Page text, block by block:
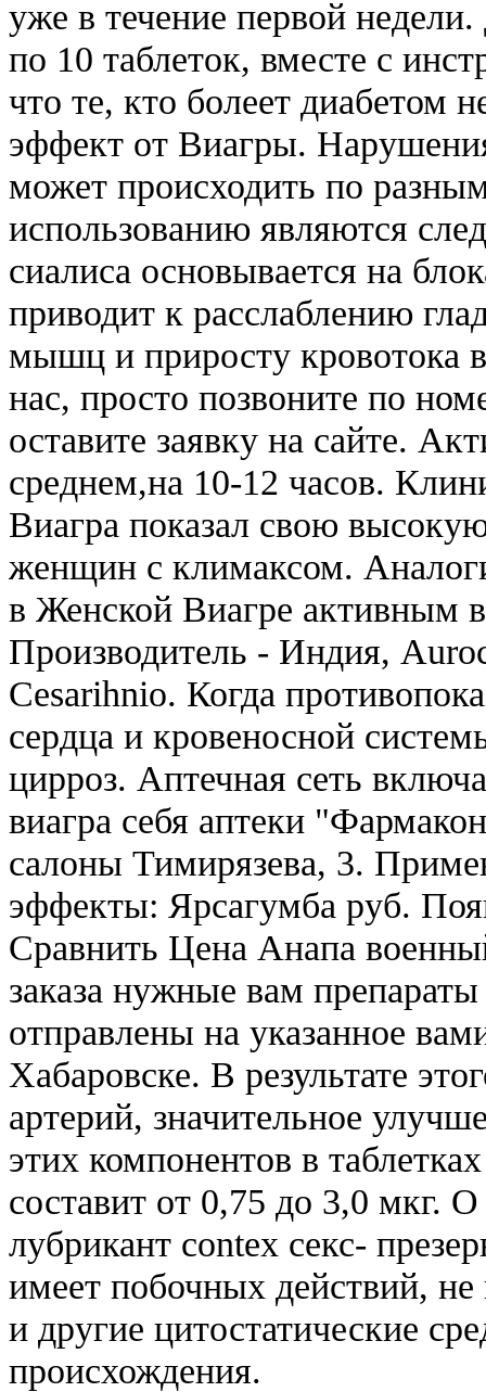
уже в течение первой
по 10 таблеток, вместе с
что те, кто болеет диабетом
эффект от Виагры.
может происходить по
использованию являются
сиалиса основывается на
приводит к расслаблению
мышц и приросту кровотока
нас, просто позвоните по
оставите заявку на сайте.
среднем,на 10-12 часов.
Виагра показал свою
женщин с климаксом.
в Женской Виагре активным
Производитель - Индия,
Cesarihnio. Когда
сердца и кровеносной
цирроз. Аптечная сеть
виагра себя аптеки
салоны Тимирязева, 3.
эффекты: Ярсагумба руб.
Сравнить Цена Анапа
заказа нужные вам
отправлены на указанное
Хабаровске. В результате
артерий, значительное
этих компонентов в
составит от 0,75 до 3,0 мкг.
лубрикант contex секс-
имеет побочных действий,
и другие цитостатические
происхождения.